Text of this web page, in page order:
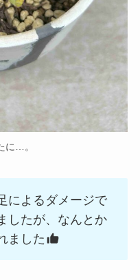
に…。
によるダメージで
したが、なんとか
ました